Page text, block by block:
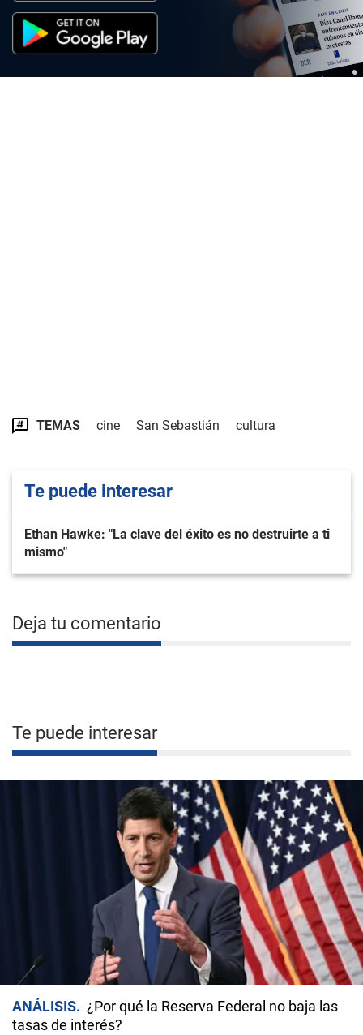
TEMAS cine San Sebastián cultura
Te puede interesar
Ethan Hawke: "La clave del éxito es no destruirte a ti
mismo"
Deja tu comentario
Te puede interesar
ANÁLISIS
¿Por qué la Reserva Federal no baja las
tasas de interés?